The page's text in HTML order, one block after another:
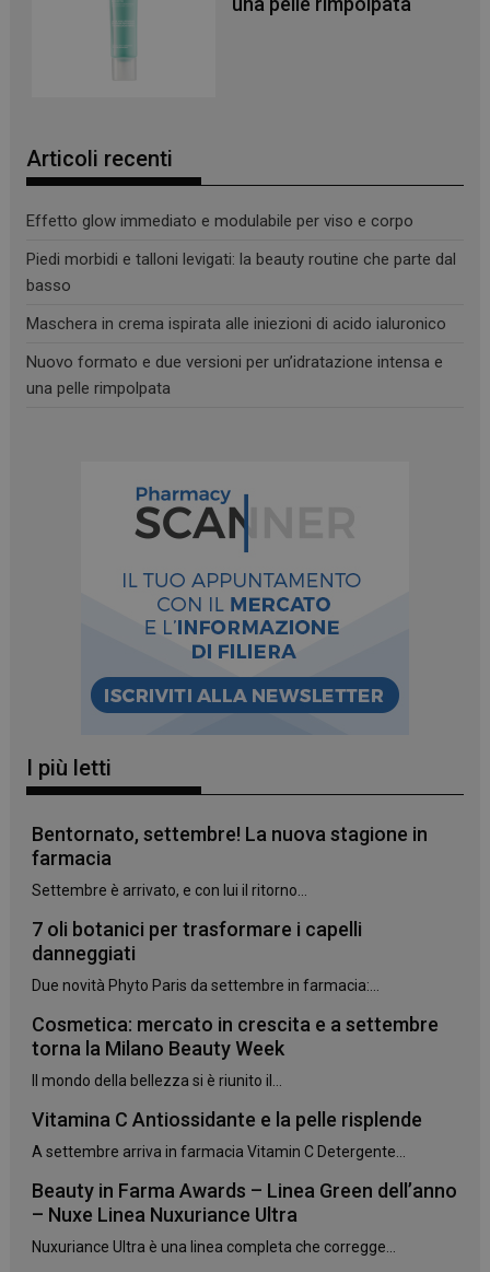
Articoli recenti
Effetto glow immediato e modulabile per viso e corpo
Piedi morbidi e talloni levigati: la beauty routine che parte dal
basso
Maschera in crema ispirata alle iniezioni di acido ialuronico
Nuovo formato e due versioni per un’idratazione intensa e
una pelle rimpolpata
I più letti
Bentornato, settembre! La nuova stagione in
farmacia
Settembre è arrivato, e con lui il ritorno...
7 oli botanici per trasformare i capelli
danneggiati
Due novità Phyto Paris da settembre in farmacia:...
Cosmetica: mercato in crescita e a settembre
torna la Milano Beauty Week
Il mondo della bellezza si è riunito il...
Vitamina C Antiossidante e la pelle risplende
A settembre arriva in farmacia Vitamin C Detergente...
Beauty in Farma Awards – Linea Green dell’anno
– Nuxe Linea Nuxuriance Ultra
Nuxuriance Ultra è una linea completa che corregge...
_ga
Google LLC
.panoramacosmetico.it
_ga_YJ0035S3E9
mese
www.panoramacosmetico.it